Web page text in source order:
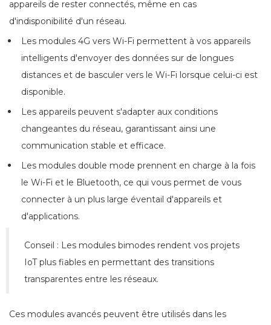
appareils de rester connectés, même en cas
d'indisponibilité d'un réseau.
Les modules 4G vers Wi-Fi permettent à vos appareils
intelligents d'envoyer des données sur de longues
distances et de basculer vers le Wi-Fi lorsque celui-ci est
disponible.
Les appareils peuvent s'adapter aux conditions
changeantes du réseau, garantissant ainsi une
communication stable et efficace.
Les modules double mode prennent en charge à la fois
le Wi-Fi et le Bluetooth, ce qui vous permet de vous
connecter à un plus large éventail d'appareils et
d'applications.
Conseil : Les modules bimodes rendent vos projets
IoT plus fiables en permettant des transitions
transparentes entre les réseaux.
Ces modules avancés peuvent être utilisés dans les